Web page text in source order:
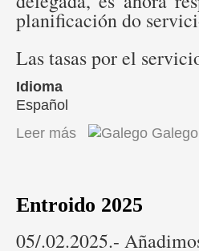
planificación do
Las tasas por el
Idioma
Español
Leer más sobre MODIFICACIÓN DE
POR LA PRESTACIÓN
Galego
Entroido 2025
05/.02.2025.-